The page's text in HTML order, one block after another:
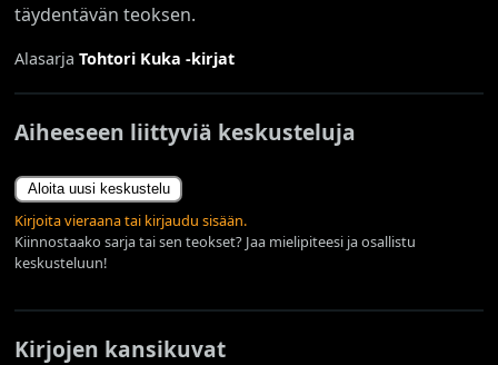
täydentävän teoksen.
AlasarjaTohtori Kuka -kirjat
Aiheeseen liittyviä keskusteluja
Aloita uusi keskustelu
Kirjoita vieraana tai kirjaudu sisään.
Kiinnostaako sarja tai sen teokset? Jaa mielipiteesi ja osallistu
keskusteluun!
Kirjojen kansikuvat